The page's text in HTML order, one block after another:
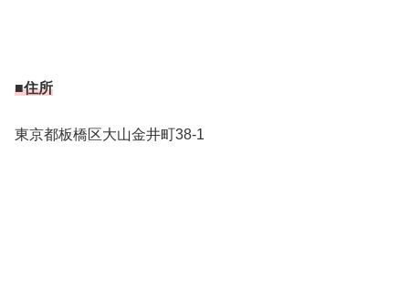
■住所
東京都板橋区大山金井町38-1